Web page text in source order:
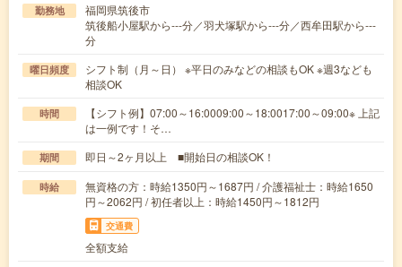
勤務地
福岡県筑後市
筑後船小屋駅から---分／羽犬塚駅から---分／西牟田駅から---
分
曜日頻度
シフト制（月～日） ※平日のみなどの相談もOK ※週3なども
相談OK
時間
【シフト例】07:00～16:0009:00～18:0017:00～09:00※ 上記
は一例です！そ…
期間 即日～2ヶ月以上 ■開始日の相談OK！
時給
無資格の方：時給1350円～1687円 / 介護福祉士：時給1650
円～2062円 / 初任者以上：時給1450円～1812円
交通費
全額支給